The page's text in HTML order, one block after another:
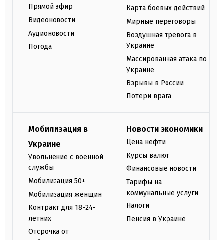
Прямой эфир
Видеоновости
Аудионовости
Погода
Карта боевых действий
Мирные переговоры
Воздушная тревога в
Украине
Массированная атака по
Украине
Взрывы в России
Потери врага
Мобилизация в
Украине
Увольнение с военной
службы
Мобилизация 50+
Мобилизация женщин
Контракт для 18-24-
летних
Отсрочка от
Новости экономики
Цена нефти
Курсы валют
Финансовые новости
Тарифы на
коммунальные услуги
Налоги
Пенсия в Украине